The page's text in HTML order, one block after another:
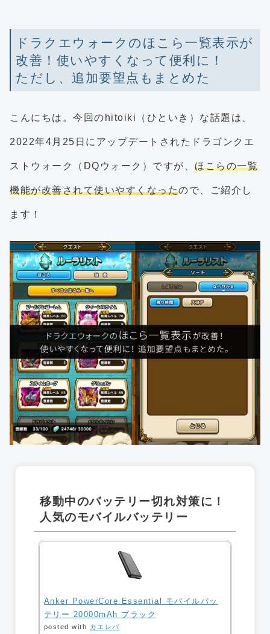
ドラクエウォークのほこら一覧表示が
改善！使いやすくなって便利に！
ただし、追加要望点もまとめた
こんにちは。今回のhitoiki（ひといき）な話題は、
2022年4月25日にアップデートされたドラゴンクエ
ストウォーク（DQウォーク）ですが、 ほこらの一覧
機能が改善されて使いやすくなったので、ご紹介し
ます！
移動中のバッテリー切れ対策に！
人気のモバイルバッテリー
Anker PowerCore Essential モバイルバッ
テリー 20000mAh ブラック
posted with カエレバ